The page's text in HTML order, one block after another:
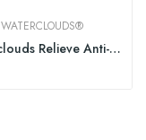
WATERCLOUDS®
Waterclouds Relieve Anti-Dandruff Shampoo